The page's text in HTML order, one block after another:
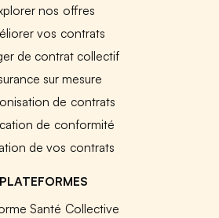
nos offres
vos contrats
de contrat collectif
sur mesure
de contrats
de conformité
de vos contrats
PLATEFORMES
Santé Collective